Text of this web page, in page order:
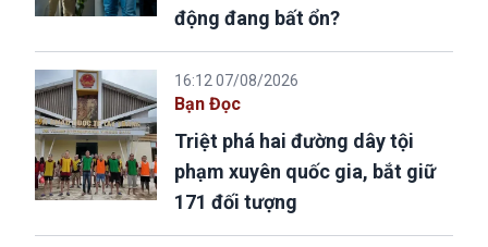
động đang bất ổn?
16:12 07/08/2026
Bạn Đọc
Triệt phá hai đường dây tội
phạm xuyên quốc gia, bắt giữ
171 đối tượng